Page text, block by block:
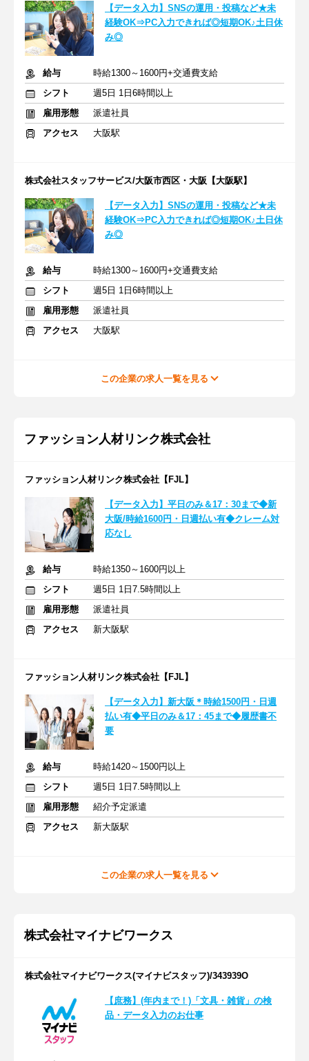
【データ入力】SNSの運用・投稿など★未
経験OK⇒PC入力できれば◎短期OK♪土日休
み◎
給与
時給1300～1600円+交通費支給
シフト
週5日 1日6時間以上
雇用形態
派遣社員
アクセス
大阪駅
株式会社スタッフサービス/大阪市西区・大阪【大阪駅】
【データ入力】SNSの運用・投稿など★未
経験OK⇒PC入力できれば◎短期OK♪土日休
み◎
給与
時給1300～1600円+交通費支給
シフト
週5日 1日6時間以上
雇用形態
派遣社員
アクセス
大阪駅
この企業の求人一覧を見る
ファッション人材リンク株式会社
ファッション人材リンク株式会社【FJL】
【データ入力】平日のみ＆17：30まで◆新
大阪/時給1600円・日週払い有◆クレーム対
応なし
給与
時給1350～1600円以上
シフト
週5日 1日7.5時間以上
雇用形態
派遣社員
アクセス
新大阪駅
ファッション人材リンク株式会社【FJL】
【データ入力】新大阪＊時給1500円・日週
払い有◆平日のみ＆17：45まで◆履歴書不
要
給与
時給1420～1500円以上
シフト
週5日 1日7.5時間以上
雇用形態
紹介予定派遣
アクセス
新大阪駅
この企業の求人一覧を見る
株式会社マイナビワークス
株式会社マイナビワークス(マイナビスタッフ)/343939O
【庶務】(年内まで！)「文具・雑貨」の検
品・データ入力のお仕事